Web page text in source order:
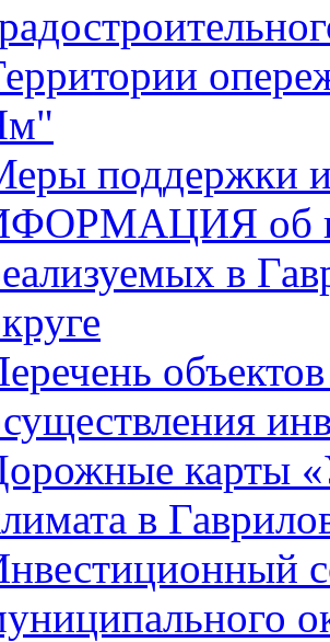
поддержки
об
в
карты
в